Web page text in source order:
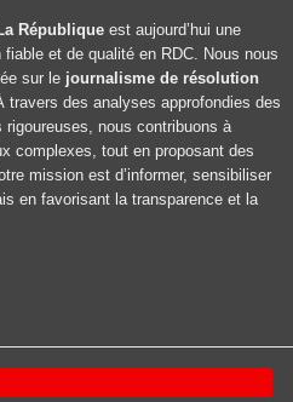
République est aujourd’hui une
fiable et de qualité en RDC. Nous nous
sur le journalisme de résolution
travers des analyses approfondies des
nous contribuons à
complexes, tout en proposant des
mission est d’informer, sensibiliser
en favorisant la transparence et la